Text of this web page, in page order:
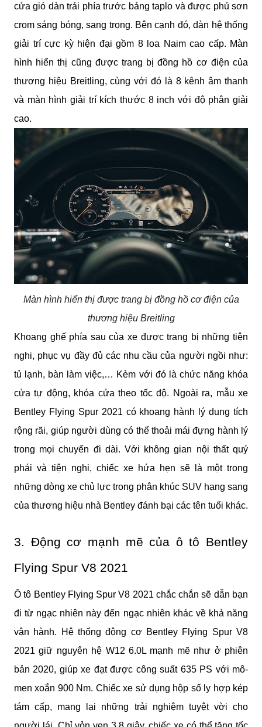
cửa gió dàn trải phía trước bảng taplo và được phủ sơn
crom sáng bóng, sang trọng. Bên cạnh đó, dàn hệ thống
giải trí cực kỳ hiện đại gồm 8 loa Naim cao cấp. Màn
hình hiển thị cũng được trang bị đồng hồ cơ điện của
thương hiệu Breitling, cùng với đó là 8 kênh âm thanh
và màn hình giải trí kích thước 8 inch với độ phân giải
cao.
Màn hình hiển thị được trang bị đồng hồ cơ điện của
thương hiệu Breitling
Khoang ghế phía sau của xe được trang bị những tiện
nghi, phục vụ đầy đủ các nhu cầu của người ngồi như:
tủ lạnh, bàn làm việc,… Kèm với đó là chức năng khóa
cửa tự động, khóa cửa theo tốc độ. Ngoài ra, mẫu xe
Bentley Flying Spur 2021 có khoang hành lý dung tích
rộng rãi, giúp người dùng có thể thoải mái đựng hành lý
trong mọi chuyến đi dài. Với không gian nội thất quý
phái và tiện nghi, chiếc xe hứa hẹn sẽ là một trong
những dòng xe chủ lực trong phân khúc SUV hạng sang
của thương hiệu nhà Bentley đánh bại các tên tuổi khác.
3. Động cơ mạnh mẽ của ô tô Bentley
Flying Spur V8 2021
Ô tô Bentley Flying Spur V8 2021 chắc chắn sẽ dẫn bạn
đi từ ngạc nhiên này đến ngạc nhiên khác về khả năng
vận hành. Hệ thống động cơ Bentley Flying Spur V8
2021 giữ nguyên hệ W12 6.0L mạnh mẽ như ở phiên
bản 2020, giúp xe đạt được công suất 635 PS với mô-
men xoắn 900 Nm. Chiếc xe sử dụng hộp số ly hợp kép
tám cấp, mang lại những trải nghiệm tuyệt vời cho